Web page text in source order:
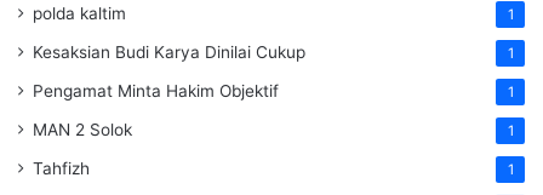
polda kaltim 1
Kesaksian Budi Karya Dinilai Cukup 1
Pengamat Minta Hakim Objektif 1
MAN 2 Solok 1
Tahfizh 1